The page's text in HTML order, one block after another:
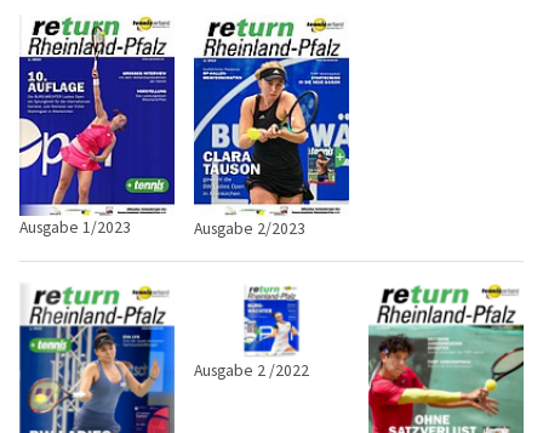
Ausgabe 1/2023 Ausgabe 2/2023
Ausgabe 2 /2022